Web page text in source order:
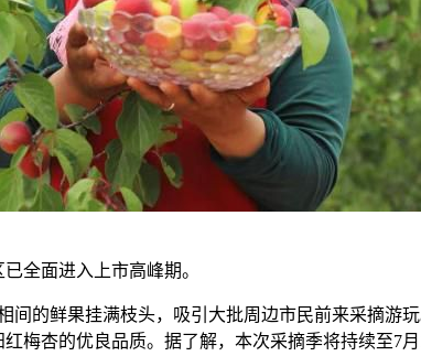
全面进入上市高峰期。
的鲜果挂满枝头，吸引大批周边市民前来采摘游
梅杏的优良品质。据了解，本次采摘季将持续至7